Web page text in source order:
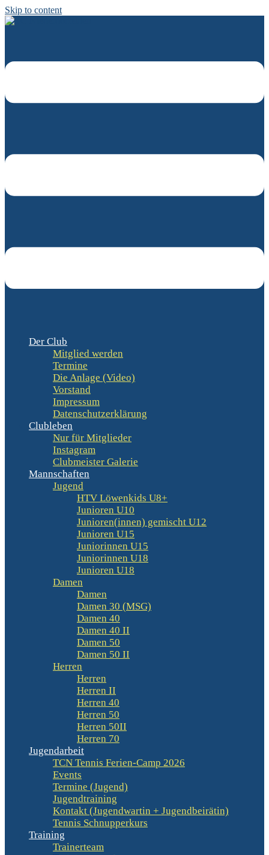
Skip to content
Der Club
Mitglied werden
Termine
Die Anlage (Video)
Vorstand
Impressum
Datenschutzerklärung
Clubleben
Nur für Mitglieder
Instagram
Clubmeister Galerie
Mannschaften
Jugend
HTV Löwenkids U8+
Junioren U10
Junioren(innen) gemischt U12
Junioren U15
Juniorinnen U15
Juniorinnen U18
Junioren U18
Damen
Damen
Damen 30 (MSG)
Damen 40
Damen 40 II
Damen 50
Damen 50 II
Herren
Herren
Herren II
Herren 40
Herren 50
Herren 50II
Herren 70
Jugendarbeit
TCN Tennis Ferien-Camp 2026
Events
Termine (Jugend)
Jugendtraining
Kontakt (Jugendwartin + Jugendbeirätin)
Tennis Schnupperkurs
Training
Trainerteam